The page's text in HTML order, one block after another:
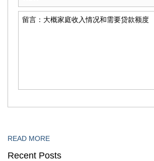
READ MORE
Recent Posts